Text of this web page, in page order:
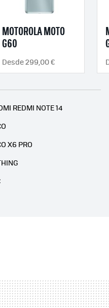
MOTOROLA MOTO
G60
Desde 299,00 €
REDMI NOTE 14
X6 PRO